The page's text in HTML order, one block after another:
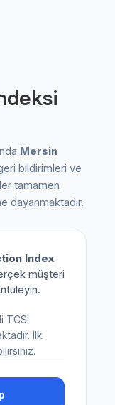
Mersin
bildirimleri ve
tamamen
dayanmaktadır.
Index
müşteri
TCSI
İlk